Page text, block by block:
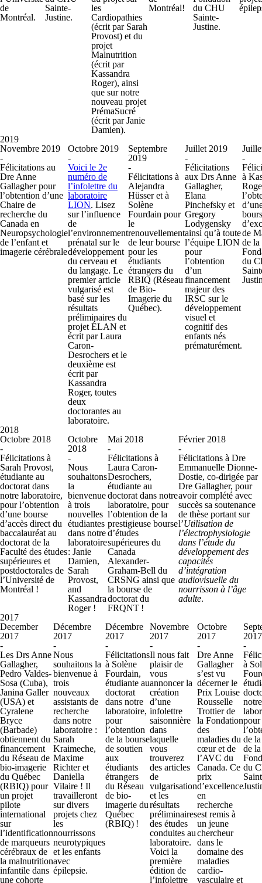
de
Montréal.
Sainte-
Justine.
les
Cardiopathies
(écrit par Sarah
Provost) et du
projet
Malnutrition
(écrit par
Kassandra
Roger), ainsi
que sur notre
nouveau projet
PrémaSucré
(écrit par Janie
Damien).
Montréal!
du CHU
Sainte-
Justine.
2019
Novembre 2019
-
Félicitations au
Dre Anne
Gallagher pour
l’obtention d’une
Chaire de
recherche du
Canada en
Neuropsychologie
de l’enfant et
imagerie cérébrale
Octobre 2019
-
Voici le 2e
numéro de
l’infolettre du
laboratoire
LION. Lisez
sur l’influence
de
l’environnement
prénatal sur le
développement
du cerveau et
du langage. Le
premier article
vulgarisé est
basé sur les
résultats
préliminaires du
projet ÉLAN et
écrit par Laura
Caron-
Desrochers et le
deuxième est
écrit par
Kassandra
Roger, toutes
deux
doctorantes au
laboratoire.
Septembre
2019
-
Félicitations à
Alejandra
Hüsser et à
Solène
Fourdain pour
le
renouvellement
de leur bourse
pour les
étudiants
étrangers du
RBIQ (Réseau
de Bio-
Imagerie du
Québec).
Juillet 2019
-
Félicitations
aux Drs Anne
Gallagher,
Elana
Pinchefsky et
Gregory
Lodygensky
ainsi qu’à toute
l’équipe LION
pour
l’obtention
d’un
financement
majeur des
IRSC sur le
développement
visuel et
cognitif des
enfants nés
prématurément.
-
à
de
de la
du
2018
Octobre 2018
-
Félicitations à
Sarah Provost,
étudiante au
doctorat dans
notre laboratoire,
pour l’obtention
d’une bourse
d’accès direct du
baccalauréat au
doctorat de la
Faculté des études
supérieures et
postdoctorales de
l’Université de
Montréal !
Octobre
2018
-
Nous
souhaitons
la
bienvenue
à trois
nouvelles
étudiantes
dans notre
laboratoire
: Janie
Damien,
Sarah
Provost,
and
Kassandra
Roger !
Mai 2018
-
Félicitations à
Laura Caron-
Desrochers,
étudiante au
doctorat dans notre
laboratoire, pour
l’obtention de la
prestigieuse bourse
d’études
supérieures du
Canada
Alexander-
Graham-Bell du
CRSNG ainsi que
la bourse de
doctorat du
FRQNT !
Février 2018
-
Félicitations à Dre
Emmanuelle Dionne-
Dostie, co-dirigée par
Dre Gallagher, pour
avoir complété avec
succès sa soutenance
de thèse portant sur
l’Utilisation de
l’électrophysiologie
dans l’étude du
développement des
capacités
d’intégration
audiovisuelle du
nourrisson à l’âge
adulte.
2017
December
2017
-
Les Drs Anne
Gallagher,
Pedro Valdes-
Sosa (Cuba),
Janina Galler
(USA) et
Cyralene
Bryce
(Barbade)
obtiennent du
financement
du Réseau de
bio-imagerie
du Québec
(RBIQ) pour
un projet
pilote
international
sur
l’identification
de marqueurs
cérébraux de
la malnutrition
infantile dans
une cohorte
Décembre
2017
-
Nous
souhaitons la
bienvenue à
trois
nouveaux
assistants de
recherche
dans notre
laboratoire :
Sarah
Kraimeche,
Maxime
Richter et
Daniella
Vilaire ! Il
travailleront
sur divers
projets chez
les
nourrissons
neurotypiques
et les enfants
avec
épilepsie.
Décembre
2017
-
Félicitations
à Solène
Fourdain,
étudiante au
doctorat
dans notre
laboratoire,
pour
l’obtention
de la bourse
de soutien
aux
étudiants
étrangers
du Réseau
de bio-
imagerie du
Québec
(RBIQ) !
Novembre
2017
-
Il nous fait
plaisir de
vous
annoncer la
création
d’une
infolettre
saisonnière
dans
laquelle
vous
trouverez
des articles
de
vulgarisation
et les
résultats
préliminaires
des études
conduites au
laboratoire.
Voici la
première
édition de
l’infolettre
Octobre
2017
-
Dre Anne
Gallagher
s’est vu
décerner le
Prix Louise
Rousselle
Trottier de
la Fondation
des
maladies du
cœur et de
l’AVC du
Canada. Ce
prix
d’excellence
en
recherche
est remis à
un jeune
chercheur
dans le
domaine des
maladies
cardio-
vasculaire et
2017
-
à
notre
pour
de
de la
du